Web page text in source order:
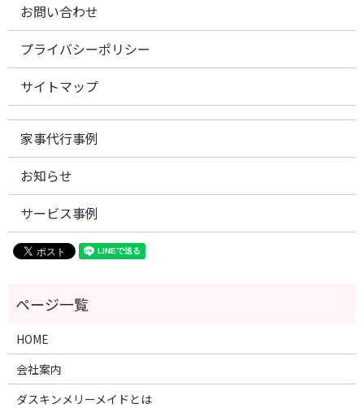
お問い合わせ
プライバシーポリシー
サイトマップ
家事代行事例
お知らせ
サービス事例
HOME
会社案内
ダスキンメリーメイドとは